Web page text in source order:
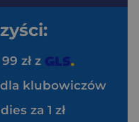
zł z
klubowiczów
za 1 zł